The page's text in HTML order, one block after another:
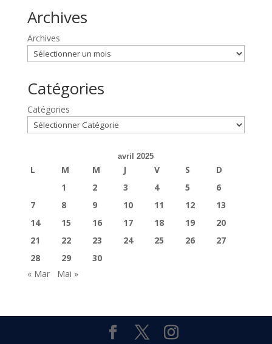
Archives
Archives
Catégories
Catégories
avril 2025
L M M J V S
D
1
2 3 4 5
6
7
8 9 10 11 12
13
14
15 16 17 18 19
20
21
22 23 24 25 26
27
28
29
30
« Mar
Mai »